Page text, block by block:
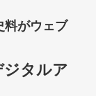
料がウェブ
ジタルア